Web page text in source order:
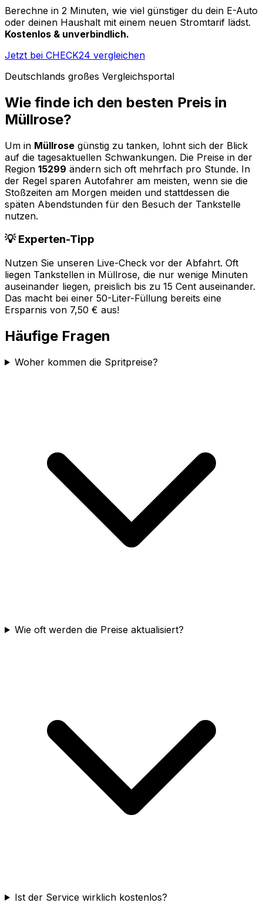
Berechne in 2 Minuten, wie viel günstiger du dein E-Auto
oder deinen Haushalt mit einem neuen Stromtarif lädst.
Kostenlos & unverbindlich.
Jetzt bei CHECK24 vergleichen
Deutschlands großes Vergleichsportal
Wie finde ich den besten Preis in
Müllrose?
Um in Müllrose günstig zu tanken, lohnt sich der Blick
auf die tagesaktuellen Schwankungen. Die Preise in der
Region 15299 ändern sich oft mehrfach pro Stunde. In
der Regel sparen Autofahrer am meisten, wenn sie die
Stoßzeiten am Morgen meiden und stattdessen die
späten Abendstunden für den Besuch der Tankstelle
nutzen.
💡 Experten-Tipp
Nutzen Sie unseren Live-Check vor der Abfahrt. Oft
liegen Tankstellen in Müllrose, die nur wenige Minuten
auseinander liegen, preislich bis zu 15 Cent auseinander.
Das macht bei einer 50-Liter-Füllung bereits eine
Ersparnis von 7,50 € aus!
Häufige Fragen
Woher kommen die Spritpreise?
Wie oft werden die Preise aktualisiert?
Ist der Service wirklich kostenlos?